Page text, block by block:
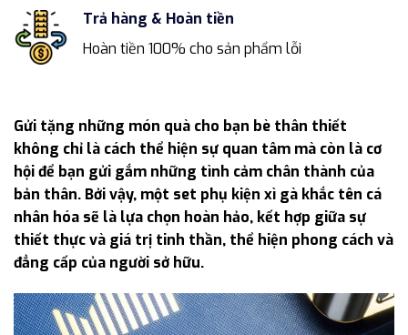
Trả hàng & Hoàn tiền
Hoàn tiền 100% cho sản phẩm lỗi
Gửi tặng những món quà cho bạn bè thân thiết
không chỉ là cách thể hiện sự quan tâm mà còn là cơ
hội để bạn gửi gắm những tình cảm chân thành của
bản thân. Bởi vậy, một set phụ kiện xì gà khắc tên cá
nhân hóa sẽ là lựa chọn hoàn hảo, kết hợp giữa sự
thiết thực và giá trị tinh thần, thể hiện phong cách và
đẳng cấp của người sở hữu.